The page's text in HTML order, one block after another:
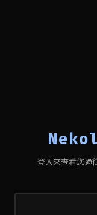
登入來查看您過